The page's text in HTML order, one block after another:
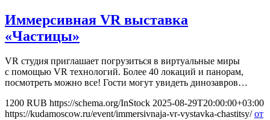
Иммерсивная VR выставка
«Частицы»
VR студия приглашает погрузиться в виртуальные миры
с помощью VR технологий. Более 40 локаций и панорам,
посмотреть можно все! Гости могут увидеть динозавров…
1200 RUB https://schema.org/InStock 2025-08-29T20:00:00+03:00
https://kudamoscow.ru/event/immersivnaja-vr-vystavka-chastitsy/ от